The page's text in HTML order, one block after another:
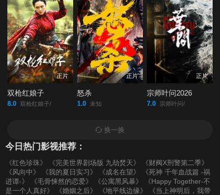
正片
双枪红娘子
8.0 双枪红娘子/
正片
怒杀
1.0 未知
正片
宗师叶问2026
7.0 宗师叶问/
换一换
今日热门影视推荐：
《红色珍珠》 《完美世界剧场版 九劫焚天》
《财阀X刑警第二季》
《风向中》
《我的夏日实习》 《成名在望》
《死神 千年血战篇 -祸
进谭-》
《毛骨悚然的恋爱》 《公寓黑风暴》
《Happy Together-不
是一个人真好》
《婚姻之后》 《地平线边缘》
《当上神明后，我带